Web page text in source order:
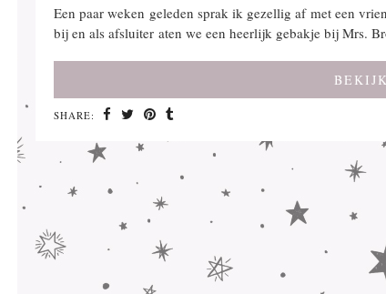
Een paar weken geleden sprak ik gezellig af met een
bij en als afsluiter aten we een heerlijk gebakje bij Mrs.
SHARE: